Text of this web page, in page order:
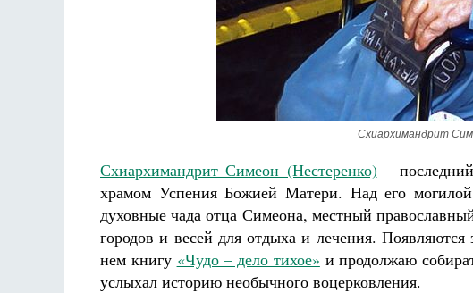
Схиархимандрит
Схиархимандрит Симеон (Нестеренко)–
храмом Успения Божией Матери. Над его
духовные чада отца Симеона, местный
городов и весей для отдыха и лечения.
нем книгу «Чудо – дело тихое» и продолжаю
услыхал историю необычного воцерковления.
Разлуки не будет
Как найти
Кирилл